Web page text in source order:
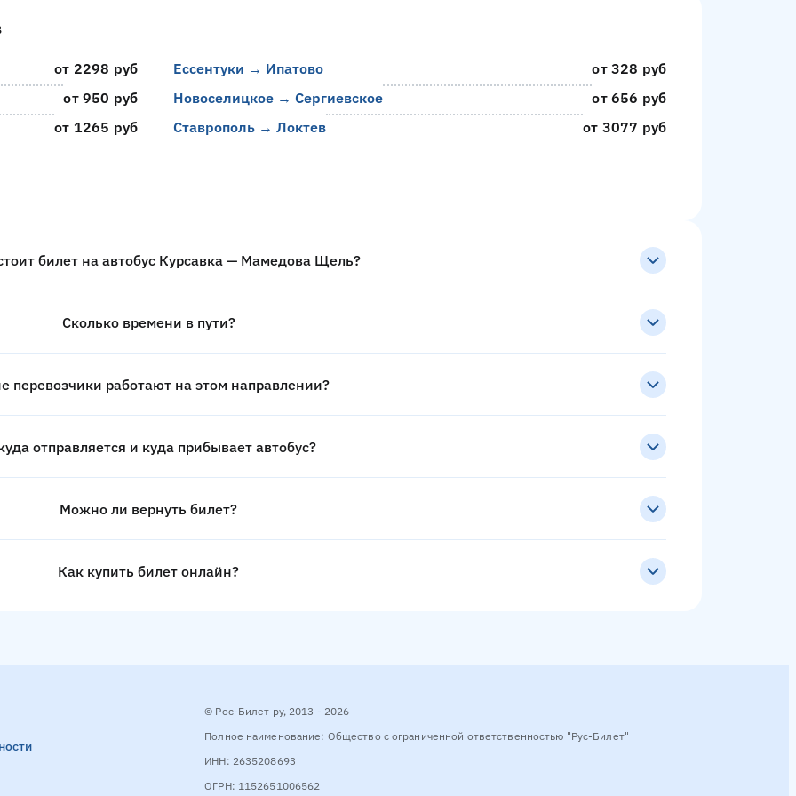
от 2298 руб Ессентуки → Ипатово
от 328 руб
от 950 руб
Новоселицкое → Сергиевское
от 656 руб
от 1265 руб
Ставрополь → Локтев от 3077 руб
билет на автобус Курсавка — Мамедова Щель?
Сколько времени в пути?
перевозчики работают на этом направлении?
отправляется и куда прибывает автобус?
Можно ли вернуть билет?
Как купить билет онлайн?
© Рос-Билет ру, 2013 - 2026
Полное наименование: Общество с ограниченной ответственностью "Рус-Билет"
ИНН: 2635208693
ОГРН: 1152651006562